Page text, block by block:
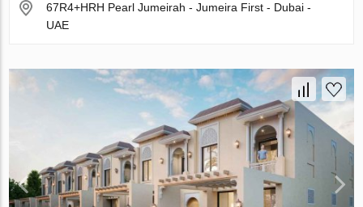
67R4+HRH Pearl Jumeirah - Jumeira First - Dubai -
UAE